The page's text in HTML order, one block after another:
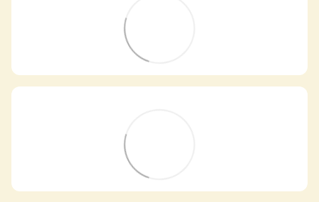
Тепер онлайн-замовлення можна
безкоштовно
магазин і забрати у зручний час 💚